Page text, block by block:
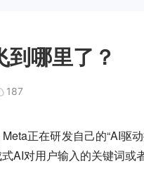
到哪里了？
187
正在研发自己的“AI驱
AI对用户输入的关键词或